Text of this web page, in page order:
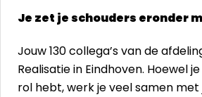
Je zet je schouders eronder
Jouw 130 collega’s van de
Realisatie in Eindhoven. Hoewel
rol hebt, werk je veel samen met